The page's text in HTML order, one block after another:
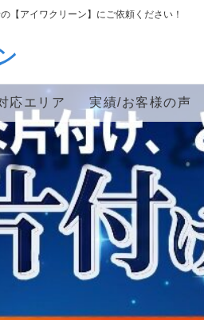
【アイワクリーン】にご依頼ください！
応エリア 実績/お客様の声